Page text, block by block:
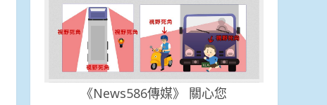
《News586傳媒》 關心您